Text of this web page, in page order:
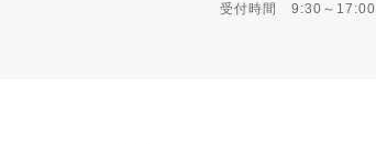
受付時間 9:30～17:00